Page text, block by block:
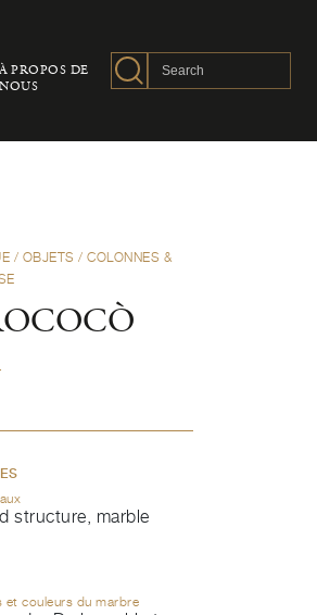
À PROPOS DE
NOUS
/ OBJETS /COLONNES &
structure, marble
et couleurs du marbre